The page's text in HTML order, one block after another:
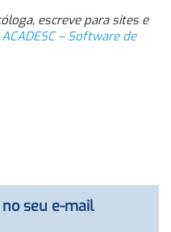
escreve para sites e
ACADESC – Software de
seu e-mail